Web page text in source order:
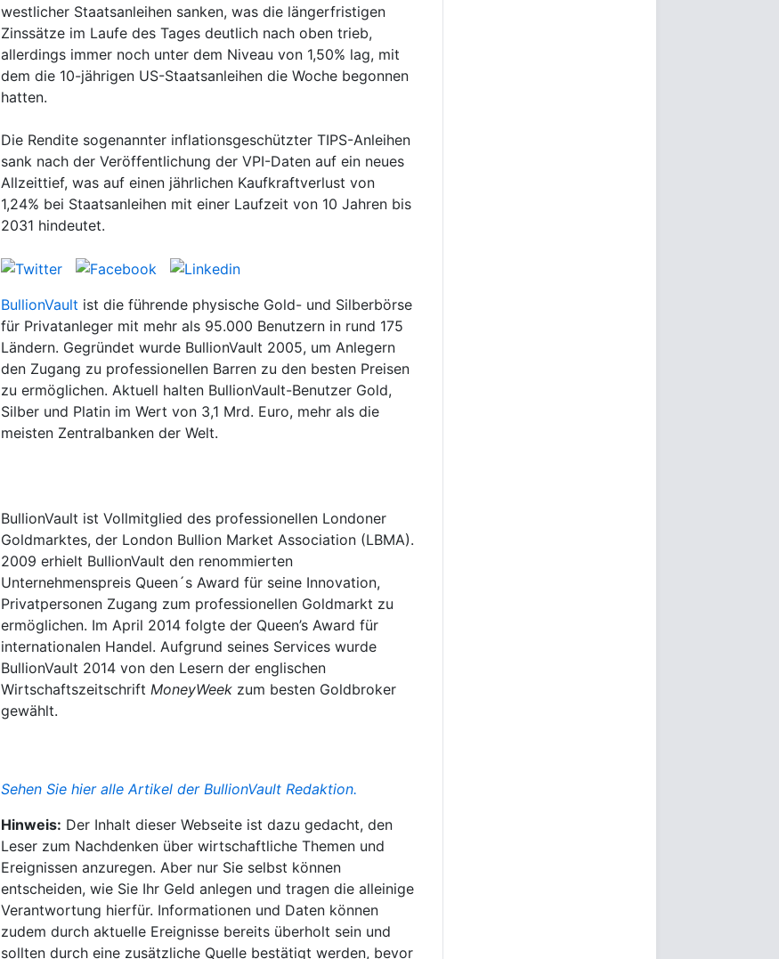
westlicher Staatsanleihen sanken, was die längerfristigen
Zinssätze im Laufe des Tages deutlich nach oben trieb,
allerdings immer noch unter dem Niveau von 1,50% lag, mit
dem die 10-jährigen US-Staatsanleihen die Woche begonnen
hatten.
Die Rendite sogenannter inflationsgeschützter TIPS-Anleihen
sank nach der Veröffentlichung der VPI-Daten auf ein neues
Allzeittief, was auf einen jährlichen Kaufkraftverlust von
1,24% bei Staatsanleihen mit einer Laufzeit von 10 Jahren bis
2031 hindeutet.
BullionVault ist die führende physische Gold- und Silberbörse
für Privatanleger mit mehr als 95.000 Benutzern in rund 175
Ländern. Gegründet wurde BullionVault 2005, um Anlegern
den Zugang zu professionellen Barren zu den besten Preisen
zu ermöglichen. Aktuell halten BullionVault-Benutzer Gold,
Silber und Platin im Wert von 3,1 Mrd. Euro, mehr als die
meisten Zentralbanken der Welt.
BullionVault ist Vollmitglied des professionellen Londoner
Goldmarktes, der London Bullion Market Association (LBMA).
2009 erhielt BullionVault den renommierten
Unternehmenspreis Queen´s Award für seine Innovation,
Privatpersonen Zugang zum professionellen Goldmarkt zu
ermöglichen. Im April 2014 folgte der Queen’s Award für
internationalen Handel. Aufgrund seines Services wurde
BullionVault 2014 von den Lesern der englischen
Wirtschaftszeitschrift MoneyWeek zum besten Goldbroker
gewählt.
Sehen Sie hier alle Artikel der BullionVault Redaktion.
Hinweis: Der Inhalt dieser Webseite ist dazu gedacht, den
Leser zum Nachdenken über wirtschaftliche Themen und
Ereignissen anzuregen. Aber nur Sie selbst können
entscheiden, wie Sie Ihr Geld anlegen und tragen die alleinige
Verantwortung hierfür. Informationen und Daten können
zudem durch aktuelle Ereignisse bereits überholt sein und
sollten durch eine zusätzliche Quelle bestätigt werden, bevor